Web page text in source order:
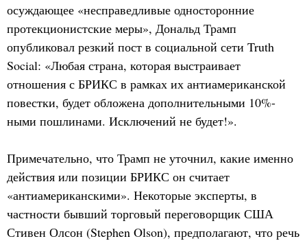
осуждающее «несправедливые односторонние
протекционистские меры», Дональд Трамп
опубликовал резкий пост в социальной сети Truth
Social: «Любая страна, которая выстраивает
отношения с БРИКС в рамках их антиамериканской
повестки, будет обложена дополнительными 10%-
ными пошлинами. Исключений не будет!».
Примечательно, что Трамп не уточнил, какие именно
действия или позиции БРИКС он считает
«антиамериканскими». Некоторые эксперты, в
частности бывший торговый переговорщик США
Стивен Олсон (Stephen Olson), предполагают, что речь